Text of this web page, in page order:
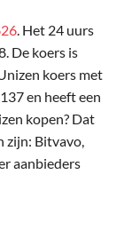
. Het 24 uurs
De koers is
koers met
en heeft een
kopen? Dat
zijn: Bitvavo,
aanbieders